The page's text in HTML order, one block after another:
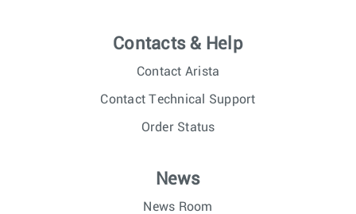
Contacts & Help
Contact Arista
Contact Technical Support
Order Status
News
News Room